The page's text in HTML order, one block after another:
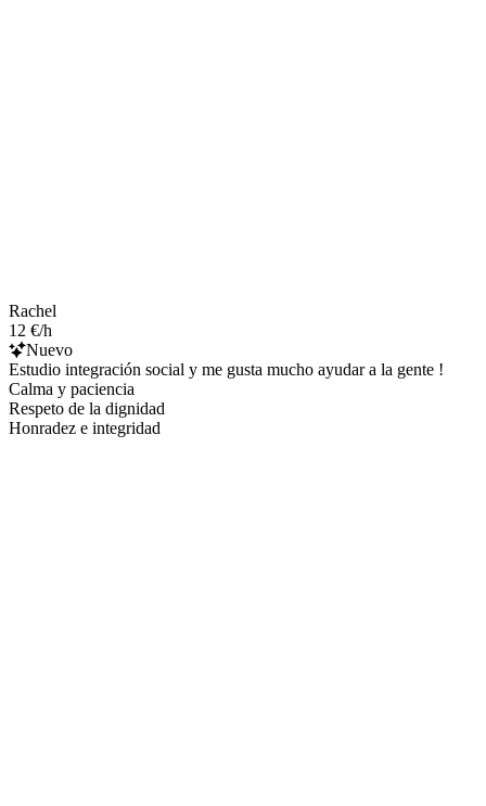
Rachel
12 €/h
Nuevo
Estudio integración social y me gusta mucho ayudar a la gente !
Calma y paciencia
Respeto de la dignidad
Honradez e integridad